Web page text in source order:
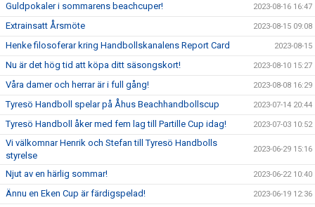
Guldpokaler i sommarens beachcuper! 2023-08-16 16:47
Extrainsatt Årsmöte 2023-08-15 09:08
Henke filosoferar kring Handbollskanalens Report Card 2023-08-15
Nu är det hög tid att köpa ditt säsongskort! 2023-08-10 15:27
Våra damer och herrar är i full gång! 2023-08-08 16:29
Tyresö Handboll spelar på Åhus Beachhandbollscup 2023-07-14 20:44
Tyresö Handboll åker med fem lag till Partille Cup idag! 2023-07-03 10:52
Vi välkomnar Henrik och Stefan till Tyresö Handbolls
styrelse
2023-06-29 15:16
Njut av en härlig sommar! 2023-06-22 10:40
Ännu en Eken Cup är färdigspelad! 2023-06-19 12:36